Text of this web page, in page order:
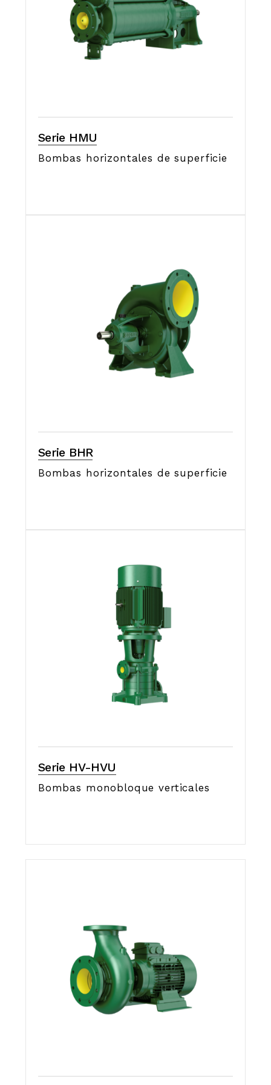
Serie HMU
Bombas horizontales de superficie
Serie BHR
Bombas horizontales de superficie
Serie HV-HVU
Bombas monobloque verticales